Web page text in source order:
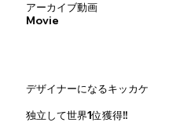
アーカイブ動画
Movie
デザイナーになるキッカケ
独立して世界1位獲得!!